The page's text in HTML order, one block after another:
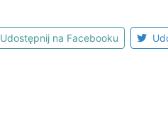
Udostępnij na Facebooku